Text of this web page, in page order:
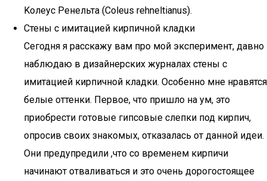
Kолеуc Ренельтa (Coleus rehneltianus).
Стены с имитацией кирпичной кладки
Сегодня я расскажу вам про мой эксперимент, давно
наблюдаю в дизайнерских журналах стены с
имитацией кирпичной кладки. Особенно мне нравятся
белые оттенки. Первое, что пришло на ум, это
приобрести готовые гипсовые слепки под кирпич,
опросив своих знакомых, отказалась от данной идеи.
Они предупредили ,что со временем кирпичи
начинают отваливаться и это очень дорогостоящее